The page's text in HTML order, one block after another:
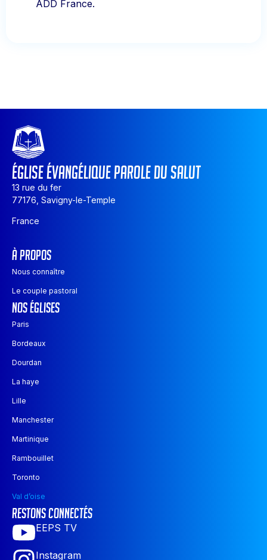
ADD France.
ÉGLISE ÉVANGÉLIQUE PAROLE DU SALUT
13 rue du fer
77176, Savigny-le-Temple
France
À PROPOS
Nous connaître
Le couple pastoral
nos églises
Paris
Bordeaux
Dourdan
La haye
Lille
Manchester
Martinique
Rambouillet
Toronto
Val d’oise
restons connectés
EEPS TV
Instagram